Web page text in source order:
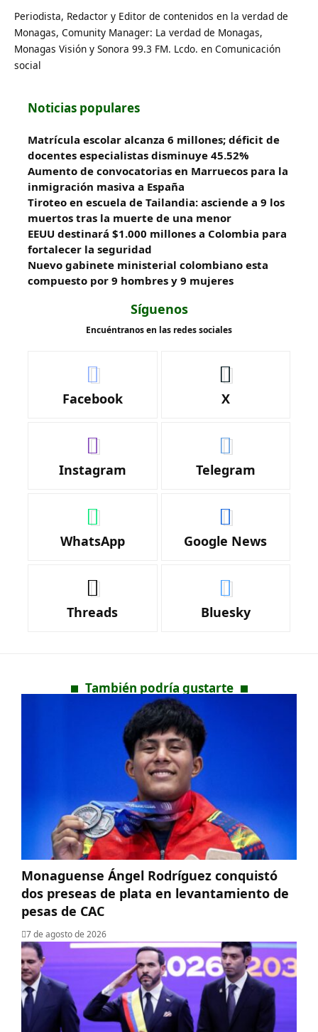
Periodista, Redactor y Editor de contenidos en la verdad de
Monagas, Comunity Manager: La verdad de Monagas,
Monagas Visión y Sonora 99.3 FM. Lcdo. en Comunicación
social
Noticias populares
Matrícula escolar alcanza 6 millones; déficit de
docentes especialistas disminuye 45.52%
Aumento de convocatorias en Marruecos para la
inmigración masiva a España
Tiroteo en escuela de Tailandia: asciende a 9 los
muertos tras la muerte de una menor
EEUU destinará $1.000 millones a Colombia para
fortalecer la seguridad
Nuevo gabinete ministerial colombiano esta
compuesto por 9 hombres y 9 mujeres
Síguenos
Encuéntranos en las redes sociales
Facebook X
Instagram Telegram
WhatsApp Google News
Threads Bluesky
También podría gustarte
Monaguense Ángel Rodríguez conquistó
dos preseas de plata en levantamiento de
pesas de CAC
7 de agosto de 2026